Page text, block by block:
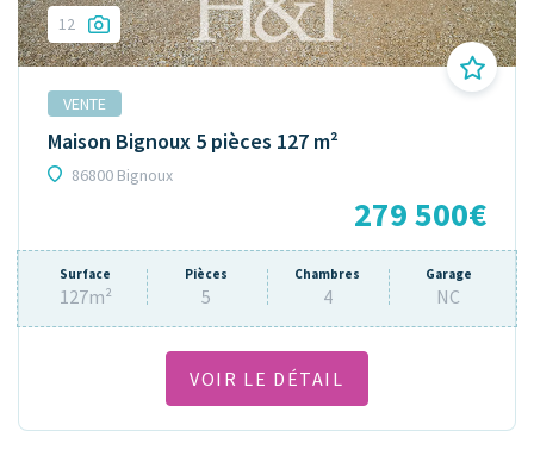
12
VENTE
Maison Bignoux 5 pièces 127 m²
86800 Bignoux
279 500€
Surface
127m²
Pièces
5
Chambres
4
Garage
NC
VOIR LE DÉTAIL